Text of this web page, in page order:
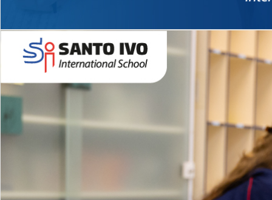
Novidades 2026 High School
EDUCAÇÃO INFANTIL
Inglês todos os dias